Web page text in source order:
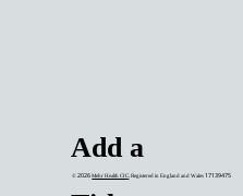
Add a
© 2026Mehr Health CIC. Registered in England and Wales 17139475